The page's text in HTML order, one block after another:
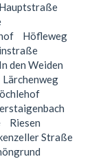
Hauptstraße
Höfleweg
In den Weiden
Lärchenweg
Riesen
Straße